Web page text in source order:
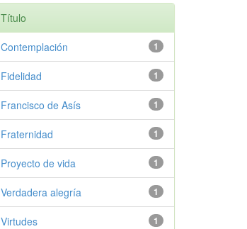
Título
1
Contemplación
1
Fidelidad
1
Francisco de Asís
1
Fraternidad
1
Proyecto de vida
1
Verdadera alegría
1
Virtudes